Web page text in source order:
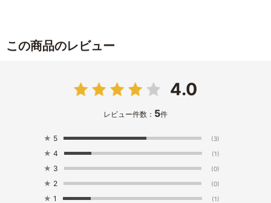
この商品のレビュー
4.0
レビュー件数： 5件
★ 5 (3)
★ 4 (1)
★ 3 (0)
★ 2 (0)
★ 1 (1)